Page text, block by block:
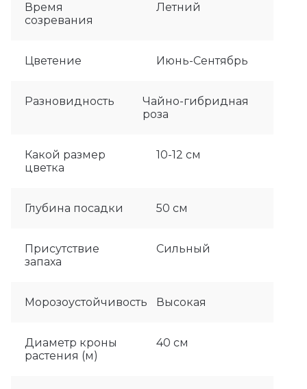
Время
созревания
Летний
Цветение Июнь-Сентябрь
Разновидность
Чайно-гибридная
роза
Какой размер
цветка
10-12 см
Глубина посадки 50 см
Присутствие
запаха
Сильный
Морозоустойчивость Высокая
Диаметр кроны
растения (м)
40 см